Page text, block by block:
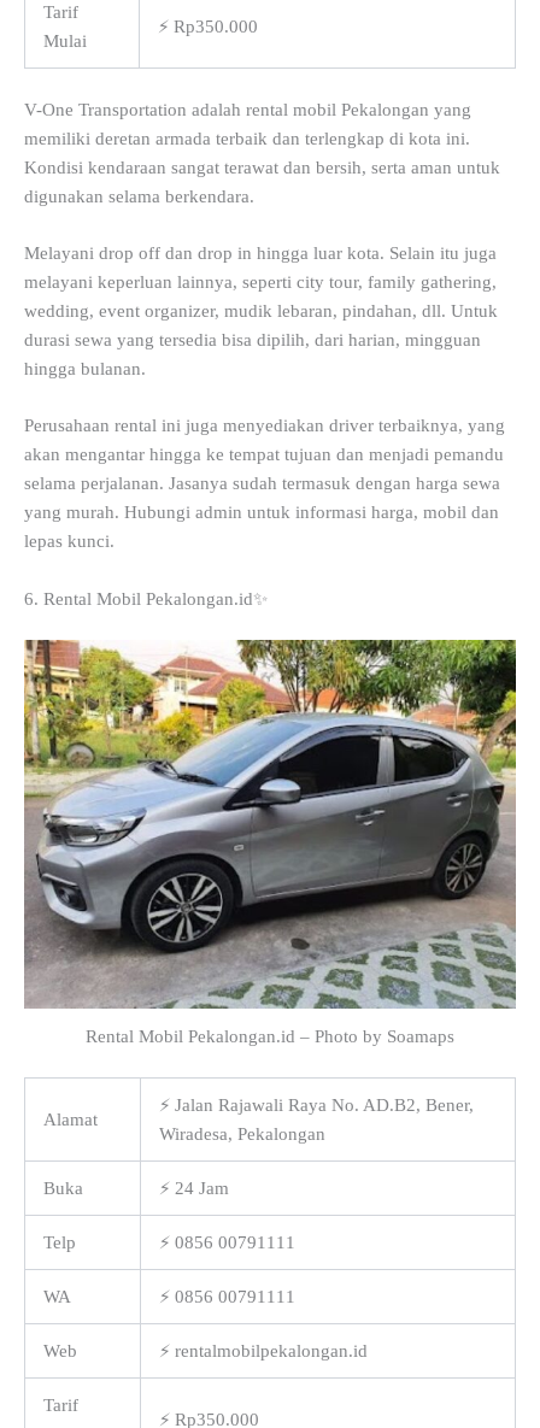
Tarif
Mulai
⚡ Rp350.000
V-One Transportation adalah rental mobil Pekalongan yang
memiliki deretan armada terbaik dan terlengkap di kota ini.
Kondisi kendaraan sangat terawat dan bersih, serta aman untuk
digunakan selama berkendara.
Melayani drop off dan drop in hingga luar kota. Selain itu juga
melayani keperluan lainnya, seperti city tour, family gathering,
wedding, event organizer, mudik lebaran, pindahan, dll. Untuk
durasi sewa yang tersedia bisa dipilih, dari harian, mingguan
hingga bulanan.
Perusahaan rental ini juga menyediakan driver terbaiknya, yang
akan mengantar hingga ke tempat tujuan dan menjadi pemandu
selama perjalanan. Jasanya sudah termasuk dengan harga sewa
yang murah. Hubungi admin untuk informasi harga, mobil dan
lepas kunci.
6. Rental Mobil Pekalongan.id✨
Rental Mobil Pekalongan.id – Photo by Soamaps
Alamat
⚡ Jalan Rajawali Raya No. AD.B2, Bener,
Wiradesa, Pekalongan
Buka ⚡ 24 Jam
Telp ⚡ 0856 00791111
WA ⚡ 0856 00791111
Web ⚡ rentalmobilpekalongan.id
Tarif
⚡ Rp350.000